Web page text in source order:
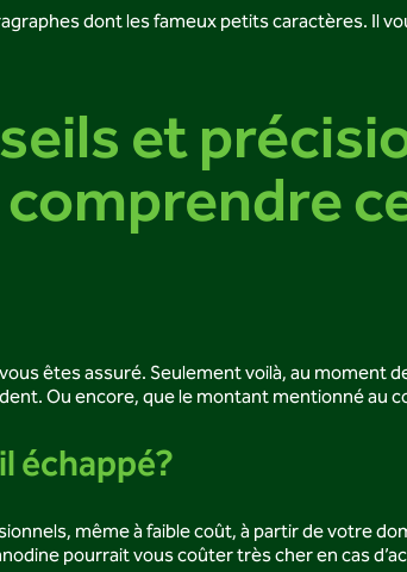
dont les fameux petits caractères. Il
et
êtes assuré. Seulement voilà, au
Ou encore, que le montant mentionné au
échappé?
même à faible coût, à partir de votre
pourrait vous coûter très cher en cas